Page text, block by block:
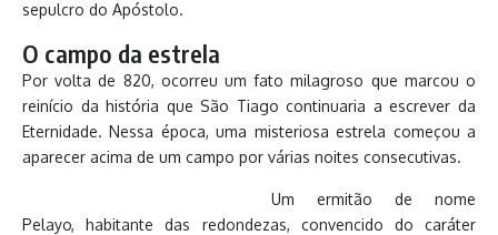
sepulcro do Apóstolo.
O campo da estrela
Por volta de 820, ocorreu um fato milagroso que marcou o
reinício da história que São Tiago continuaria a escrever da
Eternidade. Nessa época, uma misteriosa estrela começou a
aparecer acima de um campo por várias noites consecutivas.
Um ermitão de nome
Pelayo, habitante das redondezas, convencido do caráter